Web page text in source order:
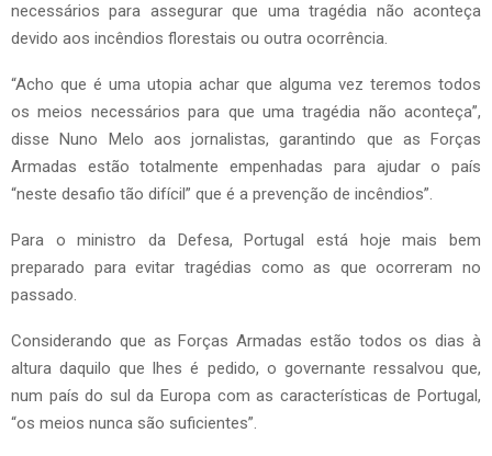
necessários para assegurar que uma tragédia não aconteça
devido aos incêndios florestais ou outra ocorrência.
“Acho que é uma utopia achar que alguma vez teremos todos
os meios necessários para que uma tragédia não aconteça”,
disse Nuno Melo aos jornalistas, garantindo que as Forças
Armadas estão totalmente empenhadas para ajudar o país
“neste desafio tão difícil” que é a prevenção de incêndios”.
Para o ministro da Defesa, Portugal está hoje mais bem
preparado para evitar tragédias como as que ocorreram no
passado.
Considerando que as Forças Armadas estão todos os dias à
altura daquilo que lhes é pedido, o governante ressalvou que,
num país do sul da Europa com as características de Portugal,
“os meios nunca são suficientes”.